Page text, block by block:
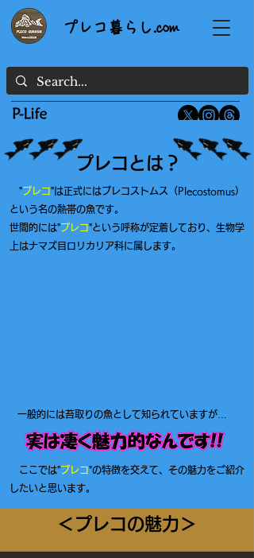
プレコ暮らし.com
プレコとは？
"プレコ"は正式にはプレコストムス（Plecostomus）
という名の熱帯の魚です。
世間的には"プレコ"という呼称が定着しており、生物学
上はナマズ目 ロリカリア科に属します。
​ 一般的には苔取りの魚として知られていますが…
ここでは"プレコ"の特徴を交えて、​その魅力をご紹介
したいと思います。
＜プレコの魅力＞